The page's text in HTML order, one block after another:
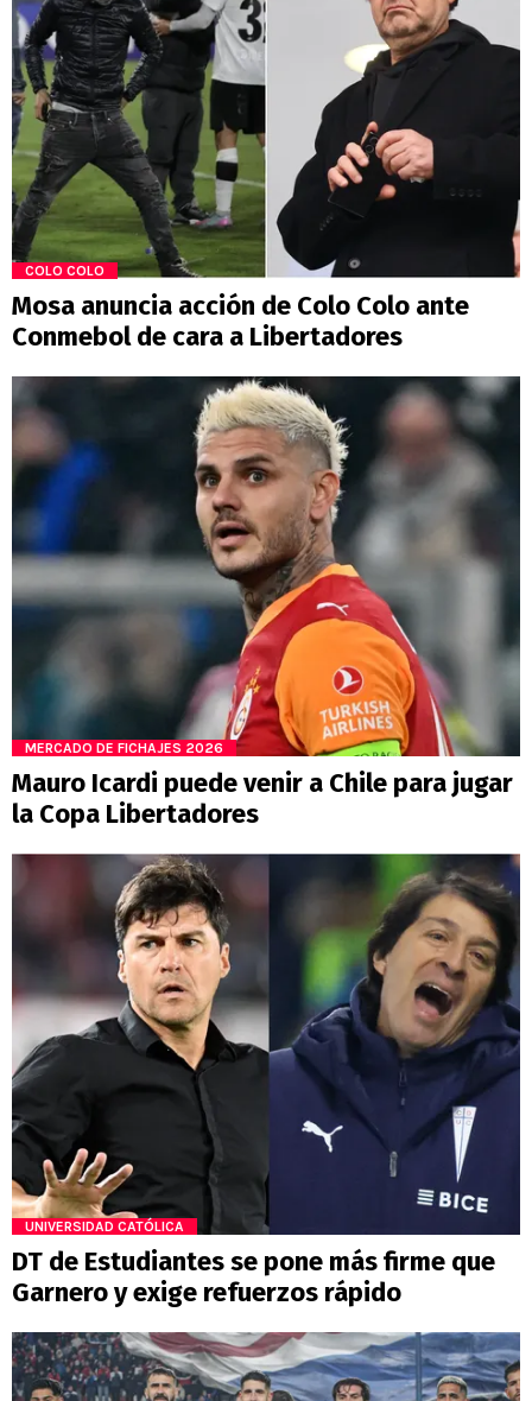
COLO COLO
Mosa anuncia acción de Colo Colo ante
Conmebol de cara a Libertadores
MERCADO DE FICHAJES 2026
Mauro Icardi puede venir a Chile para jugar
la Copa Libertadores
UNIVERSIDAD CATÓLICA
DT de Estudiantes se pone más firme que
Garnero y exige refuerzos rápido